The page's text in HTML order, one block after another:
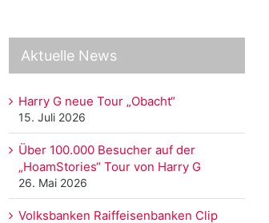
Aktuelle News
Harry G neue Tour „Obacht“
15. Juli 2026
Über 100.000 Besucher auf der
„HoamStories“ Tour von Harry G
26. Mai 2026
Volksbanken Raiffeisenbanken Clip